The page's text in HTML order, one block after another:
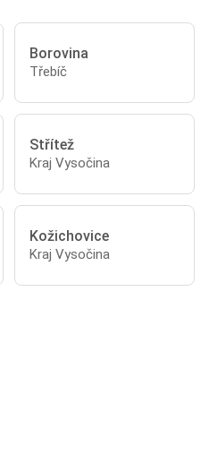
Borovina
Třebíč
Střítež
Kraj Vysočina
Kožichovice
Kraj Vysočina